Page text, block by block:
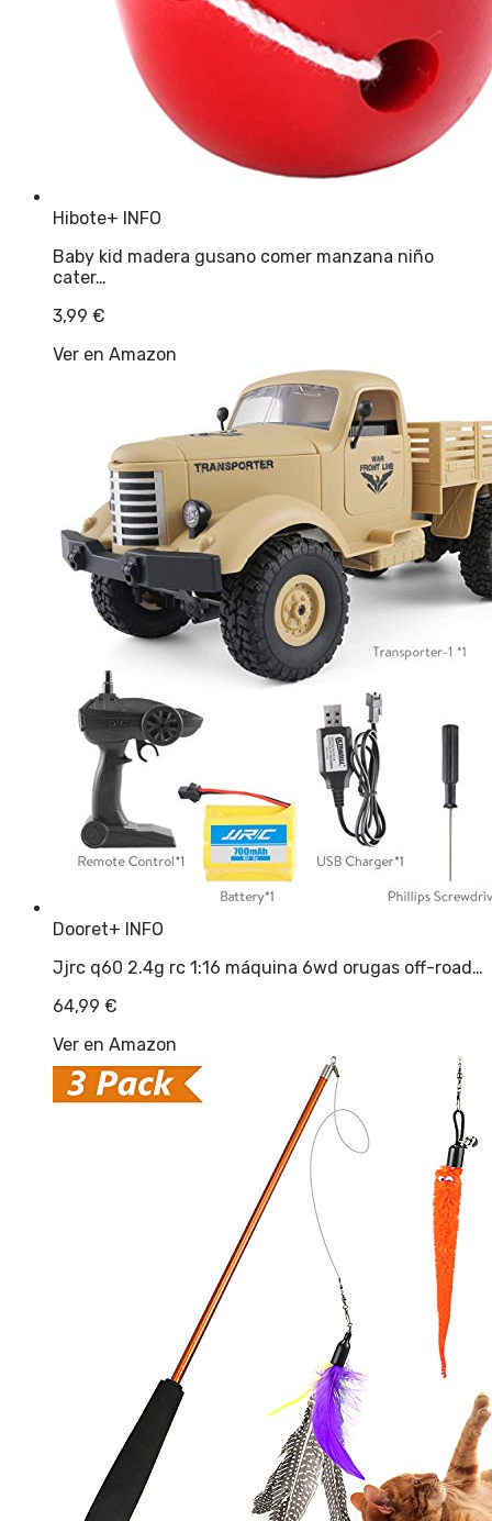
Hibote+ INFO
Baby kid madera gusano comer manzana niño
cater…
3,99 €
Ver en Amazon
Dooret+ INFO
Jjrc q60 2.4g rc 1:16 máquina 6wd orugas off-road…
64,99 €
Ver en Amazon